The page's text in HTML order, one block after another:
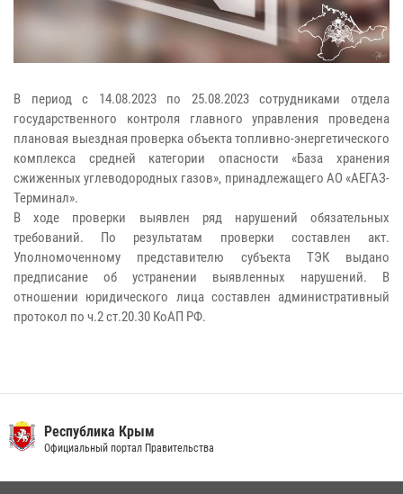
В период с 14.08.2023 по 25.08.2023 сотрудниками отдела
государственного контроля главного управления проведена
плановая выездная проверка объекта топливно-энергетического
комплекса средней категории опасности «База хранения
сжиженных углеводородных газов», принадлежащего АО «АЕГАЗ-
Терминал».
В ходе проверки выявлен ряд нарушений обязательных
требований. По результатам проверки составлен акт.
Уполномоченному представителю субъекта ТЭК выдано
предписание об устранении выявленных нарушений. В
отношении юридического лица составлен административный
протокол по ч.2 ст.20.30 КоАП РФ.
Республика Крым
Официальный портал Правительства